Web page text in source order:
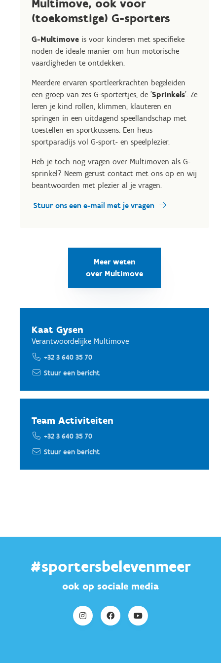
Multimove, ook voor
(toekomstige) G-sporters
G-Multimove is voor kinderen met specifieke
noden de ideale manier om hun motorische
vaardigheden te ontdekken.
Meerdere ervaren sportleerkrachten begeleiden
een groep van zes G-sportertjes, de 'Sprinkels'. Ze
leren je kind rollen, klimmen, klauteren en
springen in een uitdagend speellandschap met
toestellen en sportkussens. Een heus
sportparadijs vol G-sport- en speelplezier.
Heb je toch nog vragen over Multimoven als G-
sprinkel? Neem gerust contact met ons op en wij
beantwoorden met plezier al je vragen.
Stuur ons een e-mail met je vragen
Meer weten
over Multimove
Kaat Gysen
Verantwoordelijke Multimove
+32 3 640 35 70
Stuur een bericht
Team Activiteiten
+32 3 640 35 70
Stuur een bericht
#sportersbelevenmeer
ook op sociale media